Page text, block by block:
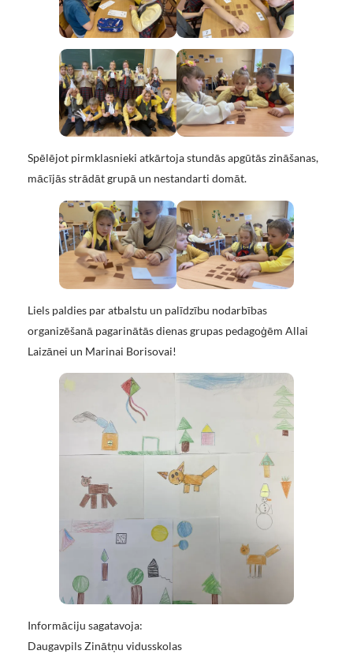
Spēlējot pirmklasnieki atkārtoja stundās apgūtās zināšanas,
mācījās strādāt grupā un nestandarti domāt.
Liels paldies par atbalstu un palīdzību nodarbības
organizēšanā pagarinātās dienas grupas pedagoģēm Allai
Laizānei un Marinai Borisovai!
Informāciju sagatavoja:
Daugavpils Zinātņu vidusskolas